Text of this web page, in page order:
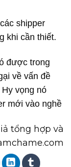
shipper
khi cần thiết.
được trong
về vấn đề
vọng nó
mới vào nghề
tổng hợp và